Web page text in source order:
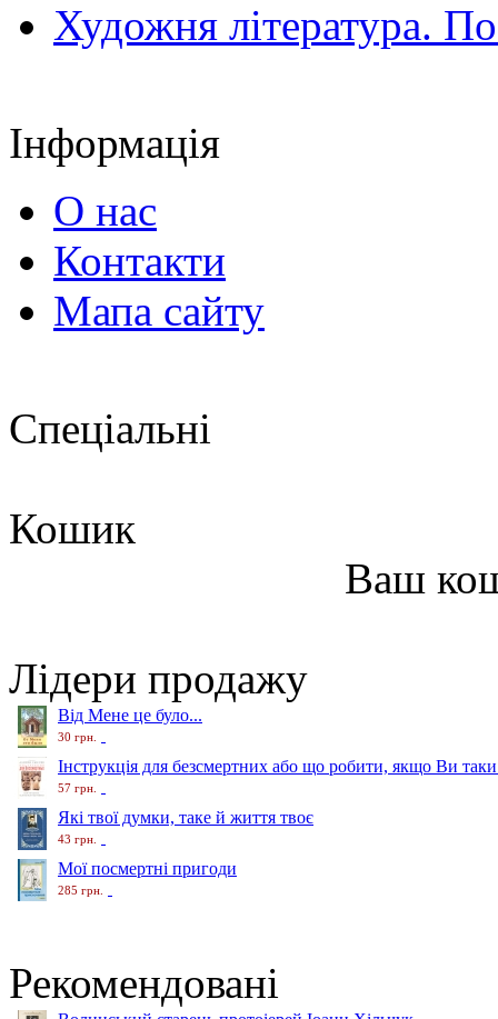
Художня література.
Інформація
О нас
Контакти
Мапа сайту
Спеціальні
Кошик
Ваш
Лідери продажу
Від Мене це було...
30 грн.
Інструкція для безсмертних або що робити, якщо Ви
57 грн.
Які твої думки, таке й життя твоє
43 грн.
Мої посмертні пригоди
285 грн.
Рекомендовані